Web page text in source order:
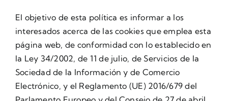
Servicios
Productos
Contacto
El objetivo de esta política es informar a los
interesados acerca de las cookies que emplea esta
página web, de conformidad con lo establecido en
la Ley 34/2002, de 11 de julio, de Servicios de la
Sociedad de la Información y de Comercio
Electrónico, y el Reglamento (UE) 2016/679 del